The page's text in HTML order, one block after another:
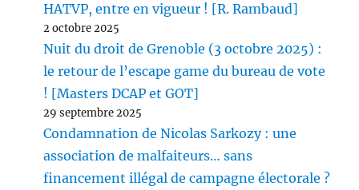
HATVP, entre en vigueur ! [R. Rambaud]
2 octobre 2025
Nuit du droit de Grenoble (3 octobre 2025) :
le retour de l’escape game du bureau de vote
! [Masters DCAP et GOT]
29 septembre 2025
Condamnation de Nicolas Sarkozy : une
association de malfaiteurs… sans
financement illégal de campagne électorale ?